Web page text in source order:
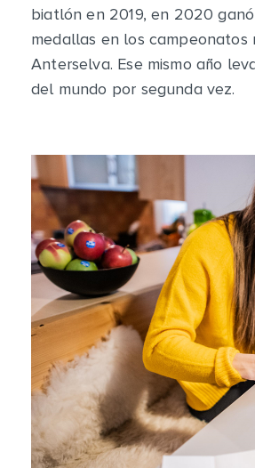
biatlón en 2019, en 2020
medallas en los campeonatos
Anterselva. Ese mismo año
del mundo por segunda vez.